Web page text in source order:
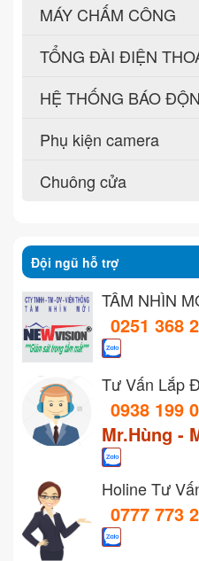
MÁY CHẤM CÔNG
TỔNG ĐÀI ĐIỆN
HỆ THỐNG BÁO
Phụ kiện camera
Chuông cửa
Đội ngũ hỗ trợ
TẦM NHÌN
0251 368
Tư Vấn Lắp
0938 199
Mr.Hùng -
Holine Tư
0777 773